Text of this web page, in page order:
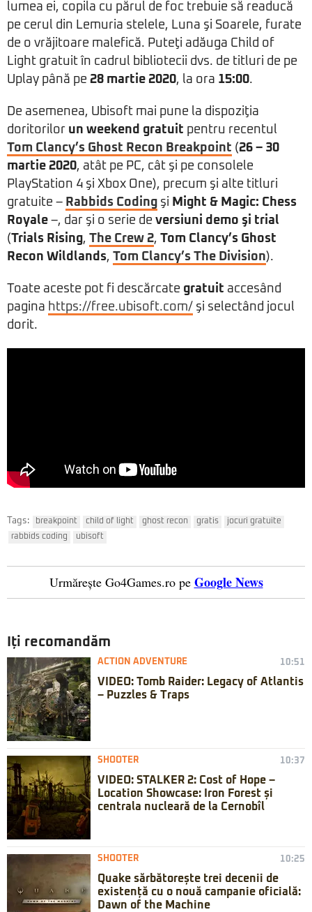
lumea ei, copila cu părul de foc trebuie să readucă
pe cerul din Lemuria stelele, Luna şi Soarele, furate
de o vrăjitoare malefică. Puteţi adăuga Child of
Light gratuit în cadrul bibliotecii dvs. de titluri de pe
Uplay până pe 28 martie 2020, la ora 15:00.
De asemenea, Ubisoft mai pune la dispoziţia
doritorilor un weekend gratuit pentru recentul
Tom Clancy’s Ghost Recon Breakpoint (26 – 30
martie 2020, atât pe PC, cât şi pe consolele
PlayStation 4 şi Xbox One), precum şi alte titluri
gratuite – Rabbids Coding şi Might & Magic: Chess
Royale –, dar şi o serie de versiuni demo şi trial
(Trials Rising, The Crew 2, Tom Clancy’s Ghost
Recon Wildlands, Tom Clancy’s The Division).
Toate aceste pot fi descărcate gratuit accesând
pagina https://free.ubisoft.com/ şi selectând jocul
dorit.
Tags: breakpoint child of light ghost recon gratis
jocuri gratuite
rabbids coding
ubisoft
Urmărește Go4Games.ro pe Google News
Iți recomandăm
ACTION ADVENTURE 10:51
VIDEO: Tomb Raider: Legacy of Atlantis
– Puzzles & Traps
SHOOTER 10:37
VIDEO: STALKER 2: Cost of Hope –
Location Showcase: Iron Forest și
centrala nucleară de la Cernobîl
SHOOTER 10:25
Quake sărbătorește trei decenii de
existență cu o nouă campanie oficială:
Dawn of the Machine